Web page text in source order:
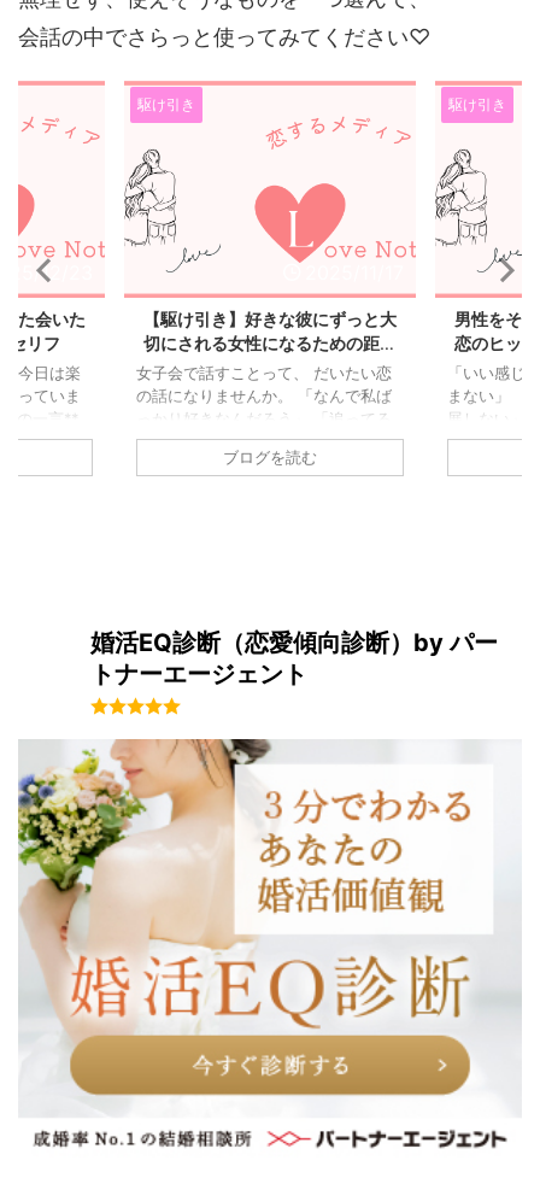
会話の中でさらっと使ってみてください♡
12/23
た会いた
セリフ
今日は楽
っていま
の一言**
を大きく左
駆け引き
【駆け引き】好きな彼にずっと大
切にされる女性になるための距離
感の作り方
女子会で話すことって、 だいたい恋
の話になりませんか。 「なんで私ば
っかり好きなんだろう」 「追ってる
つもりないのに、追ってる気がする」
そんなモヤモヤ、経験ある人も多いと
いうより、 余白があると気持ちが動
きやすいだけです。 最初は向こうの
ほうが積極的だったのに、 付 ...
ブログを読む
駆け引き
男性をそ
恋のヒッ
「いい感じ
まない」 「
展しない」
たいのが、
る。 これを
婚活EQ診断（恋愛傾向診断）by パー
トナーエージェント